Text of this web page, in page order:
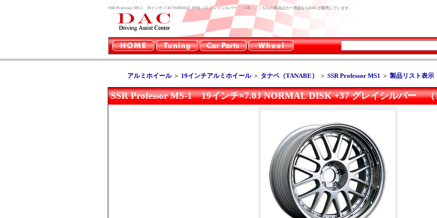
SSR Professor MS-1 19インチ×7.0J NORMAL DISK +37 グレイシルバー （1本）。こちらの商品はカー用品ならDACが販売しています。
アルミホイール＞ 19インチアルミホイール＞ タナベ（TANABE） ＞ SSR Professor MS1 ＞ 製品リスト表示
SSR Professor MS-1 19インチ×7.0J NORMAL DISK +37 グレイシルバー （